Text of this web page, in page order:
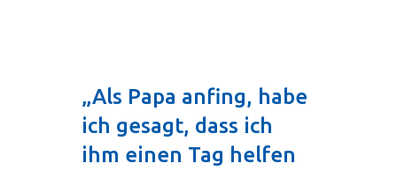
„Als Papa anfing, habe
ich gesagt, dass ich
ihm einen Tag helfen